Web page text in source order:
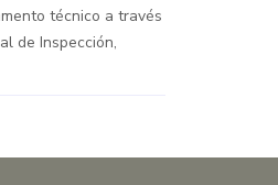
técnico a través
de Inspección,